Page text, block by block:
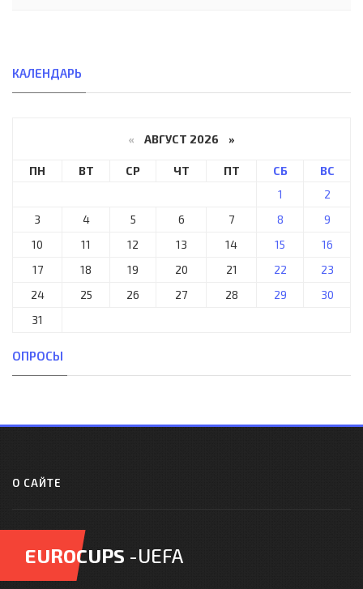
КАЛЕНДАРЬ
« АВГУСТ 2026 »
ПН ВТ СР ЧТ ПТ СБ
ВС
1
2
3
4 5 6 7 8
9
10
11 12 13 14 15
16
17
18 19 20 21 22
23
24
25 26 27 28 29
30
31
ОПРОСЫ
О САЙТЕ
EUROCUPS -UEFA